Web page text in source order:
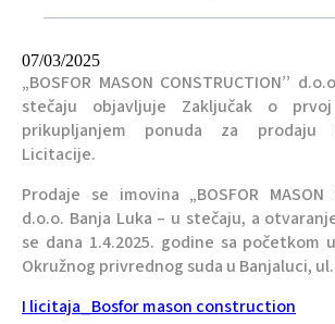
07/03/2025
„BOSFOR MASON CONSTRUCTION’’
stečaju objavljuje Zaključak o
prikupljanjem ponuda za prodaju
Licitacije.
Prodaje se imovina „BOSFOR MASON
d.o.o. Banja Luka – u stečaju, a
se dana 1.4.2025. godine sa početkom
Okružnog privrednog suda u Banjaluci,
I licitaja_Bosfor mason construction